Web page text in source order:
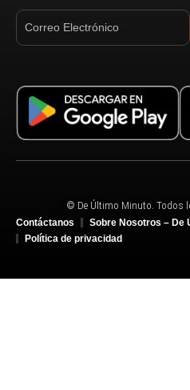
© De Último Minuto. Todos
Contáctanos
Sobre Nosotros – De
Política de privacidad